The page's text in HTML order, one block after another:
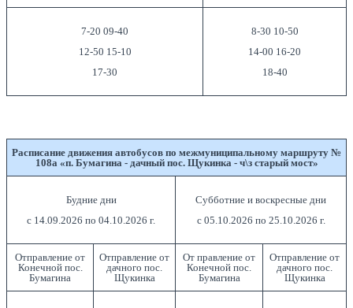
7-20 09-40
12-50 15-10
17-30
8-30 10-50
14-00 16-20
18-40
Расписание движения автобусов по межмуниципальному маршруту №
108а «п. Бумагина - дачный пос. Щукинка - ч\з старый мост»
Будние дни
с 14.09.2026 по 04.10.2026 г.
Субботние и воскресные дни
с 05.10.2026 по 25.10.2026 г.
Отправление от
Конечной пос.
Бумагина
Отправление от
дачного пос.
Щукинка
От правление от
Конечной пос.
Бумагина
Отправление от
дачного пос.
Щукинка